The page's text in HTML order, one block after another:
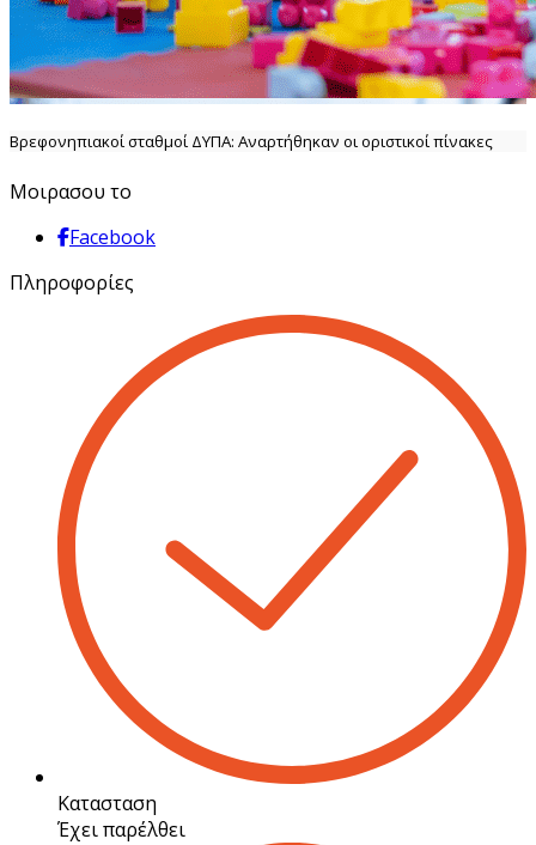
Βρεφονηπιακοί σταθμοί ΔΥΠΑ: Αναρτήθηκαν οι οριστικοί πίνακες
Μοιρασου το
Facebook
Πληροφορίες
Κατασταση
Έχει παρέλθει